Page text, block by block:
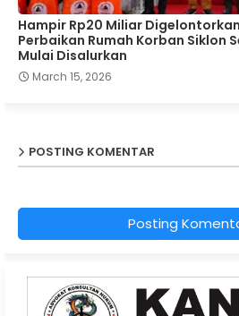
Hampir Rp20 Miliar
Perbaikan Rumah Korban Siklon
Mulai Disalurkan
March 15, 2026
POSTING KOMENTAR
Posting